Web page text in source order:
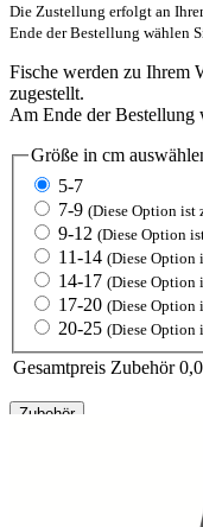
Die Zustellung erfolgt an
Ende der Bestellung wählen
Fische werden zu Ihrem
zugestellt.
Am Ende der Bestellung
Größe in cm
5-7
7-9 (Diese Option ist
9-12 (Diese Option
11-14 (Diese Option
14-17 (Diese Option
17-20 (Diese Option
20-25 (Diese Option
Gesamtpreis Zubehör
Zubehör